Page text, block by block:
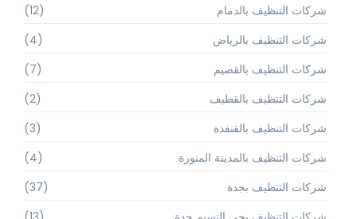
شركات التنظيف بالدمام
(12)
شركات التنظيف بالرياض
(4)
شركات التنظيف بالقصيم
(7)
شركات التنظيف بالقطيف
(2)
شركات التنظيف بالقنفذة
(3)
شركات التنظيف بالمدينة المنورة
(4)
شركات التنظيف بجدة
(37)